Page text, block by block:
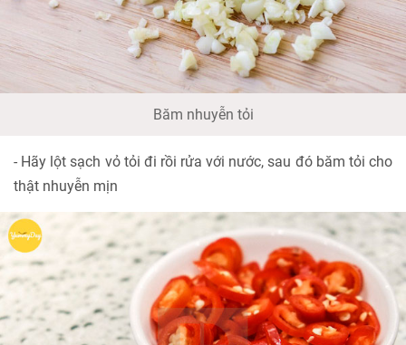
Băm nhuyễn tỏi
- Hãy lột sạch vỏ tỏi đi rồi rửa với nước, sau đó băm tỏi cho
thật nhuyễn mịn